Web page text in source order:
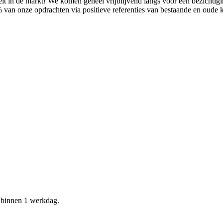
onze opdrachten via positieve referenties van bestaande en
1 werkdag.